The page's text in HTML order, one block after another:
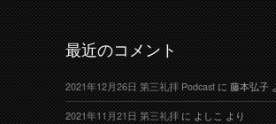
最近のコメント
2021年12月26日 第三礼拝 Podcastに藤本弘子
2021年11月21日 第三礼拝によしこより